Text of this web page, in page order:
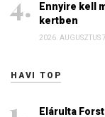
Ennyire kell
kertben
2026. AUGUSZTUS
HAVI TOP
Elárulta